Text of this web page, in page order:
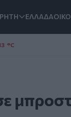
ΕΛΛΑΔΑ
°C